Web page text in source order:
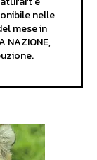
nelle
mese in